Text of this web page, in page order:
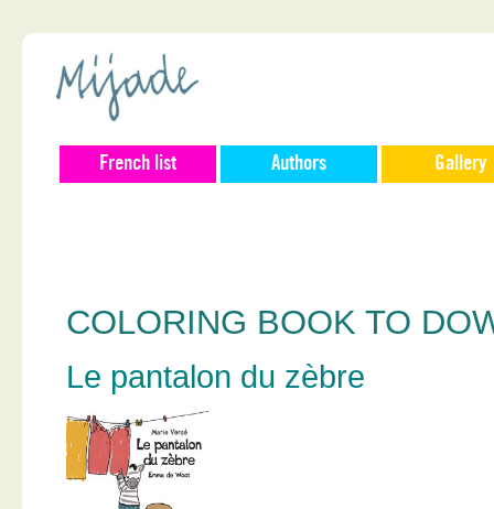
French list Authors Gallery
COLORING BOOK TO
Le pantalon du zèbre